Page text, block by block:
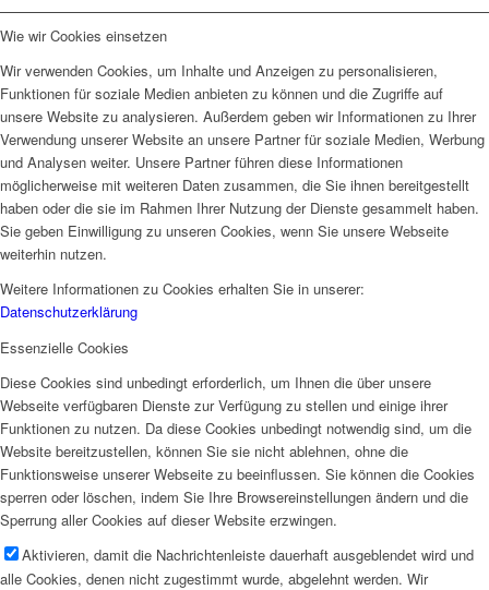
Wie wir Cookies einsetzen
Wir verwenden Cookies, um Inhalte und Anzeigen zu personalisieren,
Funktionen für soziale Medien anbieten zu können und die Zugriffe auf
unsere Website zu analysieren. Außerdem geben wir Informationen zu Ihrer
Verwendung unserer Website an unsere Partner für soziale Medien, Werbung
und Analysen weiter. Unsere Partner führen diese Informationen
möglicherweise mit weiteren Daten zusammen, die Sie ihnen bereitgestellt
haben oder die sie im Rahmen Ihrer Nutzung der Dienste gesammelt haben.
Sie geben Einwilligung zu unseren Cookies, wenn Sie unsere Webseite
weiterhin nutzen.
Weitere Informationen zu Cookies erhalten Sie in unserer:
Datenschutzerklärung
Essenzielle Cookies
Diese Cookies sind unbedingt erforderlich, um Ihnen die über unsere
Webseite verfügbaren Dienste zur Verfügung zu stellen und einige ihrer
Funktionen zu nutzen. Da diese Cookies unbedingt notwendig sind, um die
Website bereitzustellen, können Sie sie nicht ablehnen, ohne die
Funktionsweise unserer Webseite zu beeinflussen. Sie können die Cookies
sperren oder löschen, indem Sie Ihre Browsereinstellungen ändern und die
Sperrung aller Cookies auf dieser Website erzwingen.
Aktivieren, damit die Nachrichtenleiste dauerhaft ausgeblendet wird und
alle Cookies, denen nicht zugestimmt wurde, abgelehnt werden. Wir